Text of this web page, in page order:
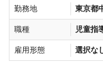
勤務地 東京都
職種 児童指
雇用形態 選択な